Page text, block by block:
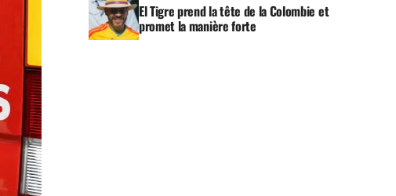
El Tigre prend la tête de la Colombie et
promet la manière forte